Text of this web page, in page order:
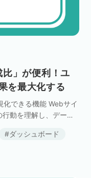
KARTE
」が便利！ユ
を最大化する
化できる機能 Webサイ
動を理解し、データ
果を定量 […]
ダッシュボード